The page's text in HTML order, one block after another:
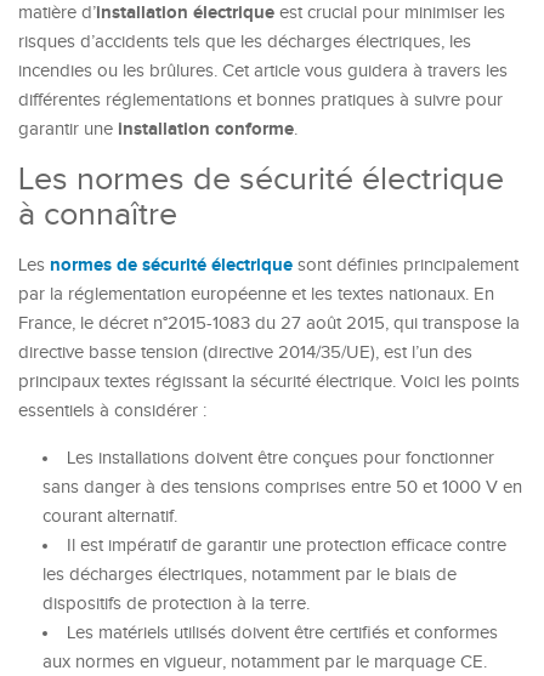
matière d’installation électrique est crucial pour minimiser les
risques d’accidents tels que les décharges électriques, les
incendies ou les brûlures. Cet article vous guidera à travers les
différentes réglementations et bonnes pratiques à suivre pour
garantir une installation conforme.
Les normes de sécurité électrique
à connaître
Les normes de sécurité électrique sont définies principalement
par la réglementation européenne et les textes nationaux. En
France, le décret n°2015-1083 du 27 août 2015, qui transpose la
directive basse tension (directive 2014/35/UE), est l’un des
principaux textes régissant la sécurité électrique. Voici les points
essentiels à considérer :
Les installations doivent être conçues pour fonctionner
sans danger à des tensions comprises entre 50 et 1000 V en
courant alternatif.
Il est impératif de garantir une protection efficace contre
les décharges électriques, notamment par le biais de
dispositifs de protection à la terre.
Les matériels utilisés doivent être certifiés et conformes
aux normes en vigueur, notamment par le marquage CE.